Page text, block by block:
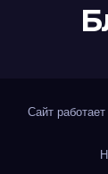
Сайт